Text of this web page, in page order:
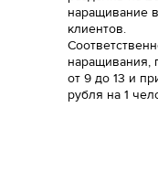
наращивание
клиентов.
наращивания,
от 9 до 13 и
рубля на 1